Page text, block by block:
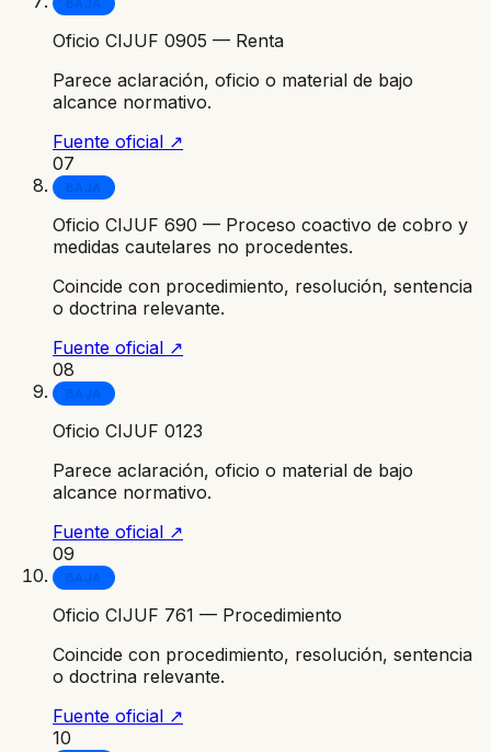
BAJA
Oficio CIJUF 0905 — Renta
Parece aclaración, oficio o material de bajo
alcance normativo.
Fuente oficial ↗
07
BAJA
Oficio CIJUF 690 — Proceso coactivo de cobro y
medidas cautelares no procedentes.
Coincide con procedimiento, resolución, sentencia
o doctrina relevante.
Fuente oficial ↗
08
BAJA
Oficio CIJUF 0123
Parece aclaración, oficio o material de bajo
alcance normativo.
Fuente oficial ↗
09
BAJA
Oficio CIJUF 761 — Procedimiento
Coincide con procedimiento, resolución, sentencia
o doctrina relevante.
Fuente oficial ↗
10